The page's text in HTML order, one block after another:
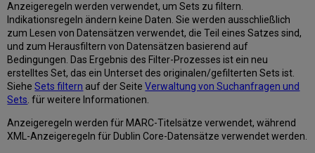
-
Syntax-
Beispiele
XML-
Anzeigeregeln
für
DC-
Datensätze
-
Syntax-
Anzeigeregeln werden verwendet, um Sets zu filtern.
Indikationsregeln ändern keine Daten. Sie werden ausschließlich
zum Lesen von Datensätzen verwendet, die Teil eines Satzes sind,
und zum Herausfiltern von Datensätzen basierend auf
Bedingungen. Das Ergebnis des Filter-Prozesses ist ein neu
erstelltes Set, das ein Unterset des originalen/gefilterten Sets ist.
SieheSets filtern auf der SeiteVerwaltung von Suchanfragen und
Sets . für weitere Informationen.
Anzeigeregeln werden für MARC-Titelsätze verwendet, während
XML-Anzeigeregeln für Dublin Core-Datensätze verwendet werden.